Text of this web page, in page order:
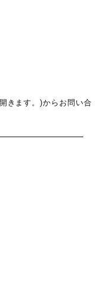
きます。)からお問い合